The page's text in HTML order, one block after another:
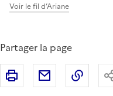
Voir le fil d’Ariane
Partager la page
Imprimer Partager par